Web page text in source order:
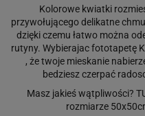
Kolorowe kwiatki
przywołującego delikatne
dzięki czemu łatwo można
rutyny. Wybierajac fototapetę
, że twoje mieskanie
bedziesz czerpać
Masz jakieś wątpliwości?
rozmiarze